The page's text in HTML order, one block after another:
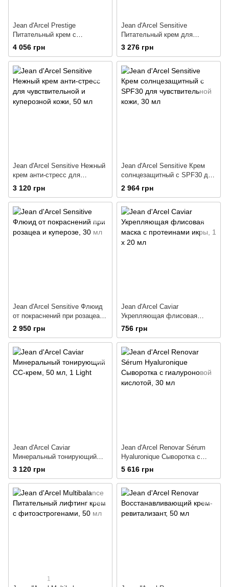
Jean d'Arcel Prestige
Питательный крем с
витаминами,
предупреждающий старение
4 056 грн
Jean d'Arcel Sensitive
Питательный крем для
чувствительной и куперозной
3 276 грн
Jean d'Arcel Sensitive Нежный
крем анти-стресс для
чувствительной и куперозной
3 120 грн
Jean d'Arcel Sensitive Крем
солнцезащитный с SPF30 для
чувствительной кожи
2 964 грн
Jean d'Arcel Sensitive Флюид
от покраснений при розацеа и
куперозе
2 950 грн
Jean d'Arcel Caviar
Укрепляющая флисовая
маска с протеинами икры
756 грн
Jean d'Arcel Caviar
Минеральный тонирующий
СС-крем
3 120 грн
Jean d'Arcel Renovar Sérum
Hyaluronique Сыворотка с
гиалуроновой кислотой
5 616 грн
1